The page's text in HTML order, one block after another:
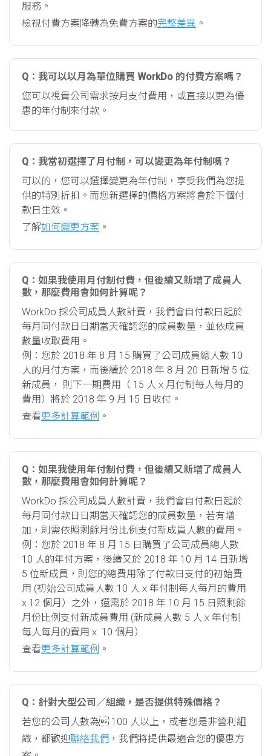
服務。
檢視付費方案降轉為免費方案的完整差異 。
Q：我可以以月為單位購買 WorkDo 的付費方案嗎？
您可以視貴公司需求按月支付費用，或直接以更為優
惠的年付制來付款。
Q：我當初選擇了月付制，可以變更為年付制嗎？
可以的，您可以選擇變更為年付制，享受我們為您提
供的特別折扣。而您新選擇的價格方案將會於下個付
款日生效。
了解如何變更方案 。
Q：如果我使用月付制付費，但後續又新增了成員人
數，那麼費用會如何計算呢？
WorkDo 採公司成員人數計費，我們會自付款日起於
每月同付款日日期當天確認您的成員數量，並依成員
數量收取費用。
例：您於 2018 年 8 月 15 購買了公司成員總人數 10
人的月付方案，而後續於 2018 年 8 月 20 日新增 5 位
新成員， 則下一期費用（ 15 人ｘ月付制每人每月的
費用）將於 2018 年 9 月 15 日收付。
查看更多計算範例 。
Q：如果我使用年付制付費，但後續又新增了成員人
數，那麼費用會如何計算呢？
WorkDo 採公司成員人數計費，我們會自付款日起於
每月同付款日日期當天確認您的成員數量，若有增
加，則需依照剩餘月份比例支付新成員人數的費用。
例：您於 2018 年 8 月 15 日購買了公司成員總人數
10 人的年付方案，後續又於 2018 年 10 月 14 日新增
5 位新成員，則您的總費用除了付款日支付的初始費
用 (初始公司成員人數 10 人ｘ年付制每人每月的費用
x 12 個月）之外，還需於 2018 年 10 月 15 日照剩餘
月份比例支付新成員費用 (新成員人數 5 人ｘ年付制
每人每月的費用ｘ 10 個月）
查看更多計算範例 。
Q：針對大型公司／組織，是否提供特殊價格？
若您的公司人數為 100 人以上，或者您是非營利組
織，都歡迎聯絡我們 ，我們將提供最適合您的優惠方